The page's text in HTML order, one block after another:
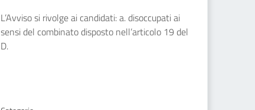
L’Avviso si rivolge ai candidati: a. disoccupati ai
sensi del combinato disposto nell’articolo 19 del
D.